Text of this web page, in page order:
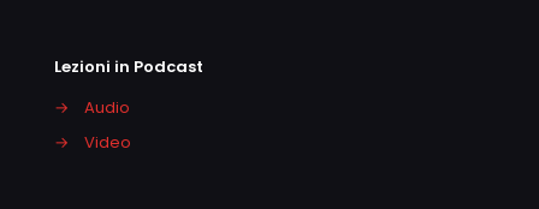
Lezioni in Podcast
→
Audio
→
Video